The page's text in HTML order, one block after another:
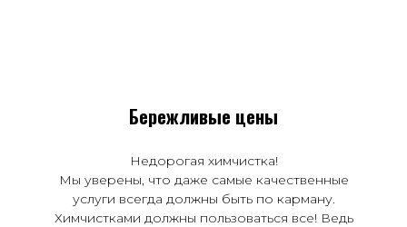
Бережливые цены
Недорогая химчистка!
Мы уверены, что даже самые качественные
услуги всегда должны быть по карману.
Химчистками должны пользоваться все! Ведь